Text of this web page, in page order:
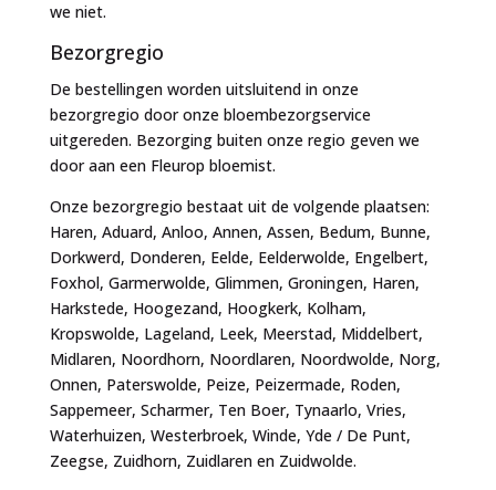
we niet.
Bezorgregio
De bestellingen worden uitsluitend in onze
bezorgregio door onze bloembezorgservice
uitgereden. Bezorging buiten onze regio geven we
door aan een Fleurop bloemist.
Onze bezorgregio bestaat uit de volgende plaatsen:
Haren, Aduard, Anloo, Annen, Assen, Bedum, Bunne,
Dorkwerd, Donderen, Eelde, Eelderwolde, Engelbert,
Foxhol, Garmerwolde, Glimmen, Groningen, Haren,
Harkstede, Hoogezand, Hoogkerk, Kolham,
Kropswolde, Lageland, Leek, Meerstad, Middelbert,
Midlaren, Noordhorn, Noordlaren, Noordwolde, Norg,
Onnen, Paterswolde, Peize, Peizermade, Roden,
Sappemeer, Scharmer, Ten Boer, Tynaarlo, Vries,
Waterhuizen, Westerbroek, Winde, Yde / De Punt,
Zeegse, Zuidhorn, Zuidlaren en Zuidwolde.